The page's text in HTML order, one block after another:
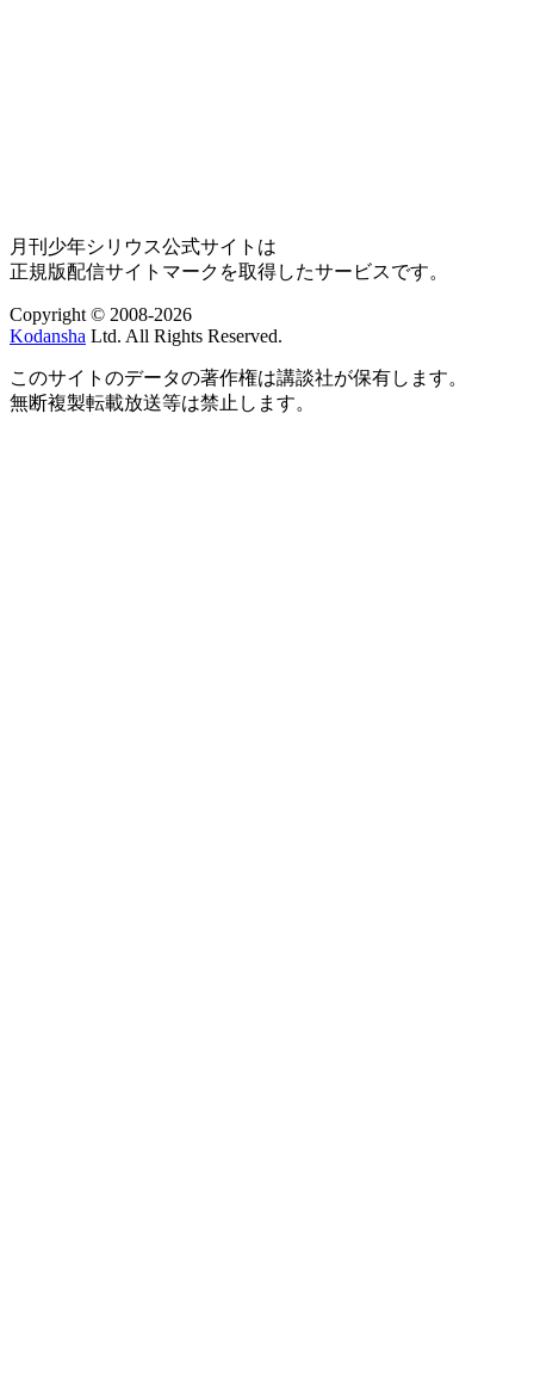
月刊少年シリウス公式サイトは
正規版配信サイトマークを取得したサービスです。
Copyright © 2008-2026
Kodansha Ltd. All Rights Reserved.
このサイトのデータの著作権は講談社が保有します。
無断複製転載放送等は禁止します。